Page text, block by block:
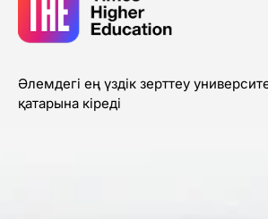
Әлемдегі ең үздік зерттеу
қатарына кіреді